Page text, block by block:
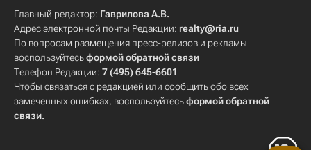
Главный редактор: Гаврилова А.В.
Адрес электронной почты Редакции: realty@ria.ru
По вопросам размещения пресс-релизов и рекламы
воспользуйтесьформой обратной связи
Телефон Редакции: 7 (495) 645-6601
Чтобы связаться с редакцией или сообщить обо всех
замеченных ошибках, воспользуйтесьформой обратной
связи.